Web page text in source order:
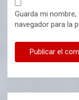
Guarda mi
navegador para la